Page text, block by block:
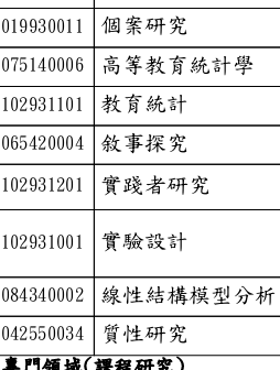
019930011個案研究
075140006高等教育統
102931101教育統計
065420004敘事探究
102931201實踐者研究
102931001實驗設計
084340002線性結構模
042550034質性研究